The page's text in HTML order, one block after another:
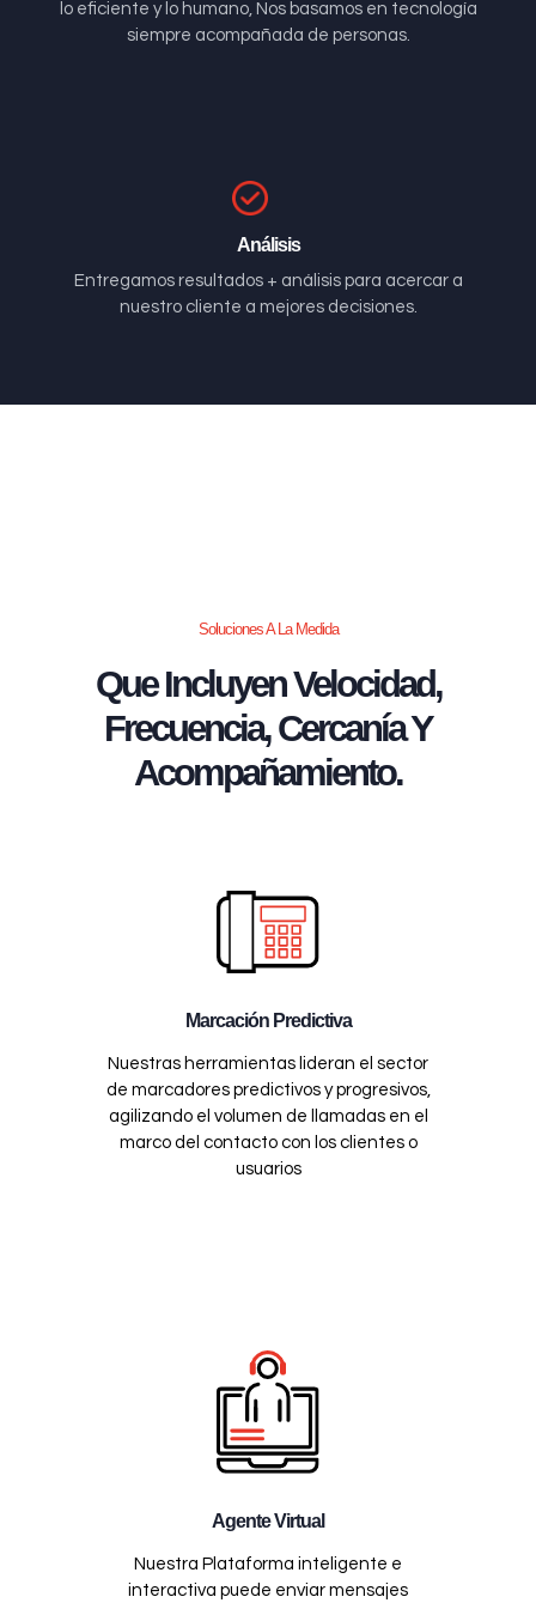
lo eficiente y lo humano, Nos basamos en tecnología
siempre acompañada de personas.
Análisis
Entregamos resultados + análisis para acercar a
nuestro cliente a mejores decisiones.
Soluciones A La Medida
Que Incluyen Velocidad,
Frecuencia, Cercanía Y
Acompañamiento.
Marcación Predictiva
Nuestras herramientas lideran el sector
de marcadores predictivos y progresivos,
agilizando el volumen de llamadas en el
marco del contacto con los clientes o
usuarios
Agente Virtual
Nuestra Plataforma inteligente e
interactiva puede enviar mensajes